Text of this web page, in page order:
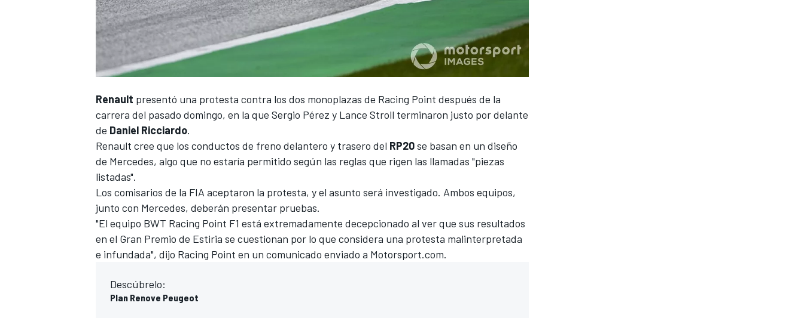
Renault presentó una protesta contra los dos monoplazas de Racing Point después de la
carrera del pasado domingo, en la que Sergio Pérez y Lance Stroll terminaron justo por delante
de Daniel Ricciardo.
Renault cree que los conductos de freno delantero y trasero del RP20se basan en un diseño
de Mercedes, algo que no estaría permitido según las reglas que rigen las llamadas "piezas
listadas".
Los comisarios de la FIA aceptaron la protesta, y el asunto será investigado. Ambos equipos,
junto con Mercedes, deberán presentar pruebas.
"El equipo BWT Racing Point F1 está extremadamente decepcionado al ver que sus resultados
en el Gran Premio de Estiria se cuestionan por lo que considera una protesta malinterpretada
e infundada", dijo Racing Point en un comunicado enviado a Motorsport.com.
Descúbrelo:
Plan Renove Peugeot